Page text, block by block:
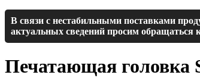
В связи с нестабильными поставками
актуальных сведений просим
Печатающая головка